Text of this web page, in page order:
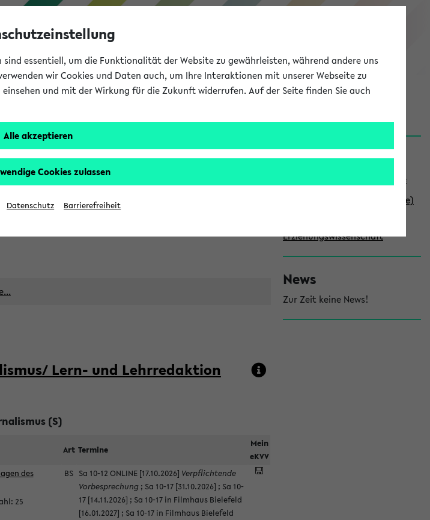
eKVV
Angebote für den
/ Individueller
Lern- und Lehrredaktion
(S)
Art Termine
Mein
eKVV
des
25
BS Sa 10-12 ONLINE [17.10.2026] Verpflichtende
Vorbesprechung; Sa 10-17 [31.10.2026] ; Sa 10-
17 [14.11.2026] ; Sa 10-17 in Filmhaus Bielefeld
[16.01.2027] ; Sa 10-17 in Filmhaus Bielefeld
S
i
Studiengangslinks
Studieninformationsseite
Modulliste (Studieninhalte)
Erziehungswissenschaft
News
Zur Zeit keine News!
essentiell, um die Funktionalität der Website zu gewährleisten, während andere uns
wir Cookies und Daten auch, um Ihre Interaktionen mit unserer Webseite zu
einsehen und mit der Wirkung für die Zukunft widerrufen. Auf der Seite finden Sie auch
Alle akzeptieren
Cookies zulassen
Datenschutz Barrierefreiheit